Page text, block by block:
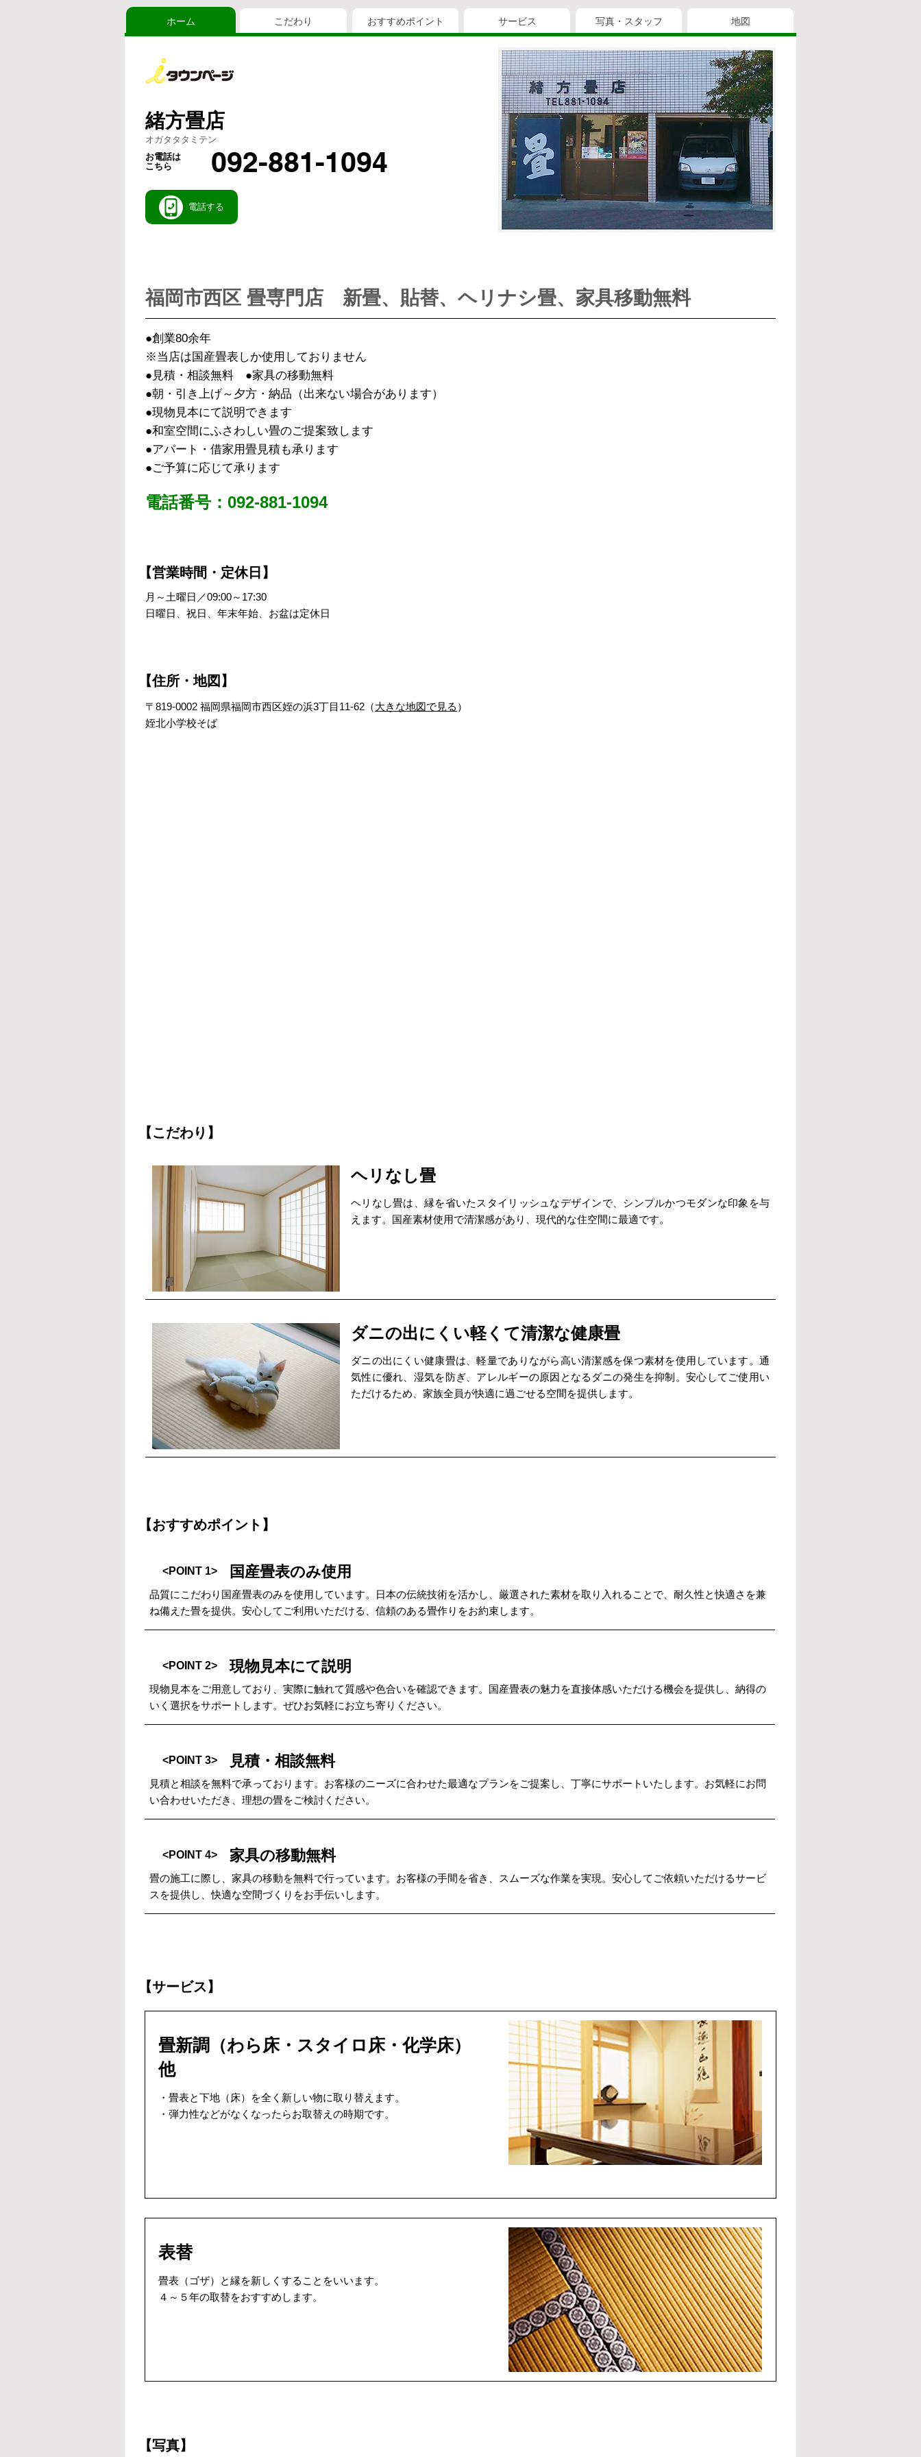
ホーム こだわり おすすめポイント サービス 写真・スタッフ 地図
緒方畳店
オガタタタミテン
お電話は
こちら
092-881-1094
電話する
福岡市西区 畳専門店 新畳、貼替、ヘリナシ畳、家具移動無料
●創業80余年
※当店は国産畳表しか使用しておりません
●見積・相談無料 ●家具の移動無料
●朝・引き上げ～夕方・納品（出来ない場合があります）
●現物見本にて説明できます
●和室空間にふさわしい畳のご提案致します
●アパート・借家用畳見積も承ります
●ご予算に応じて承ります
電話番号：092-881-1094
【営業時間・定休日】
月～土曜日／09:00～17:30
日曜日、祝日、年末年始、お盆は定休日
【住所・地図】
〒819-0002 福岡県福岡市西区姪の浜3丁目11-62（大きな地図で見る ）
姪北小学校そば
【こだわり】
ヘリなし畳
ヘリなし畳は、縁を省いたスタイリッシュなデザインで、シンプルかつモダンな印象を与
えます。国産素材使用で清潔感があり、現代的な住空間に最適です。
ダニの出にくい軽くて清潔な健康畳
ダニの出にくい健康畳は、軽量でありながら高い清潔感を保つ素材を使用しています。通
気性に優れ、湿気を防ぎ、アレルギーの原因となるダニの発生を抑制。安心してご使用い
ただけるため、家族全員が快適に過ごせる空間を提供します。
【おすすめポイント】
<POINT 1> 国産畳表のみ使用
品質にこだわり国産畳表のみを使用しています。日本の伝統技術を活かし、厳選された素材を取り入れることで、耐久性と快適さを兼
ね備えた畳を提供。安心してご利用いただける、信頼のある畳作りをお約束します。
<POINT 2> 現物見本にて説明
現物見本をご用意しており、実際に触れて質感や色合いを確認できます。国産畳表の魅力を直接体感いただける機会を提供し、納得の
いく選択をサポートします。ぜひお気軽にお立ち寄りください。
<POINT 3> 見積・相談無料
見積と相談を無料で承っております。お客様のニーズに合わせた最適なプランをご提案し、丁寧にサポートいたします。お気軽にお問
い合わせいただき、理想の畳をご検討ください。
<POINT 4> 家具の移動無料
畳の施工に際し、家具の移動を無料で行っています。お客様の手間を省き、スムーズな作業を実現。安心してご依頼いただけるサービ
スを提供し、快適な空間づくりをお手伝いします。
【サービス】
畳新調（わら床・スタイロ床・化学床）
他
・畳表と下地（床）を全く新しい物に取り替えます。
・弾力性などがなくなったらお取替えの時期です。
表替
畳表（ゴザ）と縁を新しくすることをいいます。
４～５年の取替をおすすめします。
【写真】